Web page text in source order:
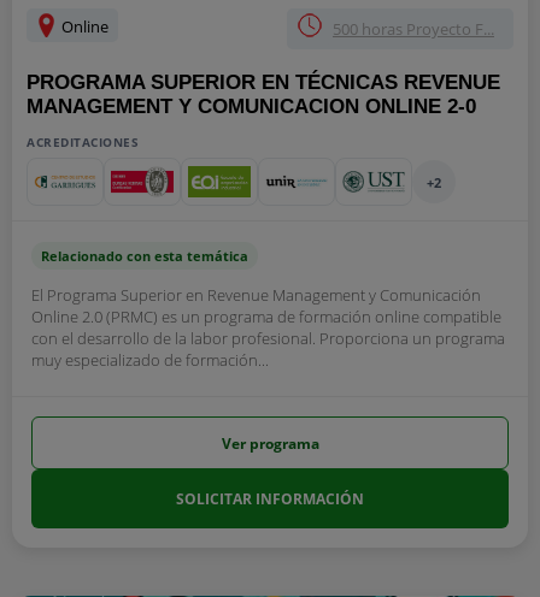
Online 500 horas Proyecto F...
PROGRAMA SUPERIOR EN TÉCNICAS REVENUE
MANAGEMENT Y COMUNICACION ONLINE 2-0
ACREDITACIONES
+2
Relacionado con esta temática
El Programa Superior en Revenue Management y Comunicación
Online 2.0 (PRMC) es un programa de formación online compatible
con el desarrollo de la labor profesional. Proporciona un programa
muy especializado de formación...
Ver programa
SOLICITAR INFORMACIÓN